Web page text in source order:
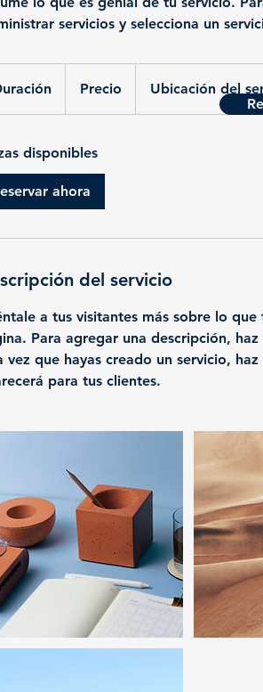
servicios y selecciona un
Precio Ubicación del
disponibles
ahora
del servicio
a tus visitantes más sobre lo
Para agregar una descripción,
vez que hayas creado un servicio,
para tus clientes.